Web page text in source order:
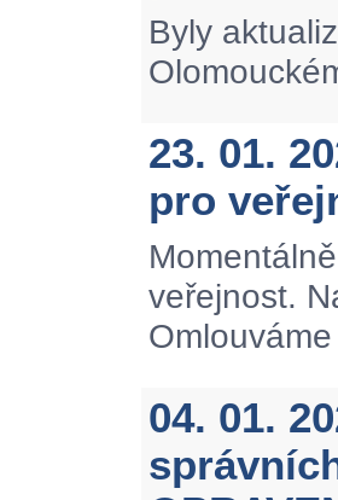
Byly
23. 01.
pro
veřejnost.
04. 01.